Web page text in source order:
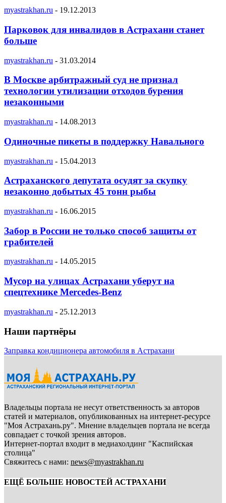
myastrakhan.ru - 19.12.2013
Парковок для инвалидов в Астрахани станет
больше
myastrakhan.ru - 31.03.2014
В Москве арбитражный суд не признал
технологии утилизации отходов бурения
незаконными
myastrakhan.ru - 14.08.2013
Одиночные пикеты в поддержку Навального
myastrakhan.ru - 15.04.2013
Астраханского депутата осудят за скупку
незаконно добытых 45 тонн рыбы
myastrakhan.ru - 16.06.2015
Забор в России не только способ защиты от
грабителей
myastrakhan.ru - 14.05.2015
Мусор на улицах Астрахани уберут на
спецтехнике Mercedes-Benz
myastrakhan.ru - 25.12.2013
Наши партнёры
Заправка кондиционера автомобиля в Астрахани
Владельцы портала не несут ответственность за авторов
статей и материалов, опубликованных на интернет-ресурсе
"Моя Астрахань.ру". Мнение владельцев портала не всегда
совпадает с точкой зрения авторов.
Интернет-портал входит в медиахолдинг "Каспийская
столица"
Свяжитесь с нами: news@myastrakhan.ru
ЕЩЁ БОЛЬШЕ НОВОСТЕЙ АСТРАХАНИ